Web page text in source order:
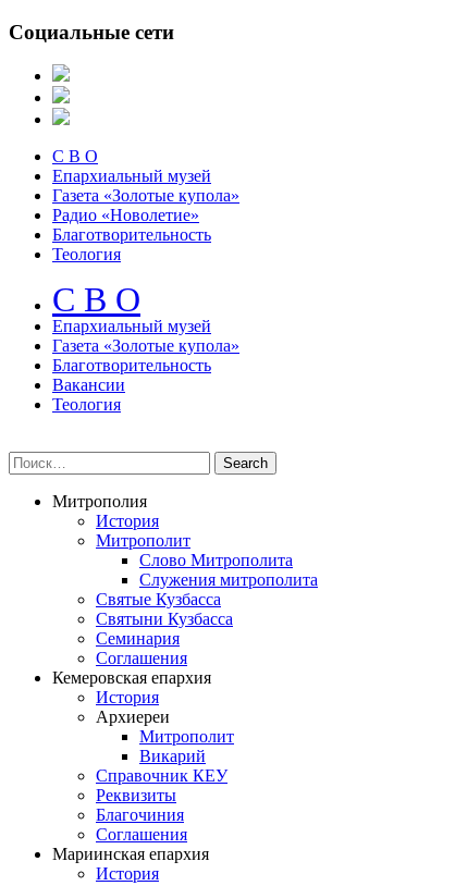
Социальные сети
С В О
Епархиальный музей
Газета «Золотые купола»
Радио «Новолетие»
Благотворительность
Теология
С В О
Епархиальный музeй
Газета «Золотые купола»
Благотворительность
Вакансии
Теология
Митрополия
История
Митрополит
Слово Митрополита
Служения митрополита
Святые Кузбасса
Святыни Кузбасса
Семинария
Соглашения
Кемеровская епархия
История
Архиереи
Митрополит
Викарий
Справочник КЕУ
Реквизиты
Благочиния
Соглашения
Мариинская епархия
История